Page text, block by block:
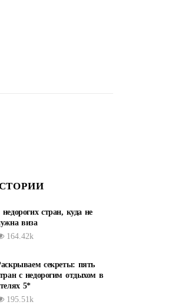
недорогих стран, куда не
виза
164.42k
секреты: пять
с недорогим отдыхом в
5*
195.51k